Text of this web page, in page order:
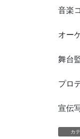
音楽
オー
舞台
プロ
宣伝
カ